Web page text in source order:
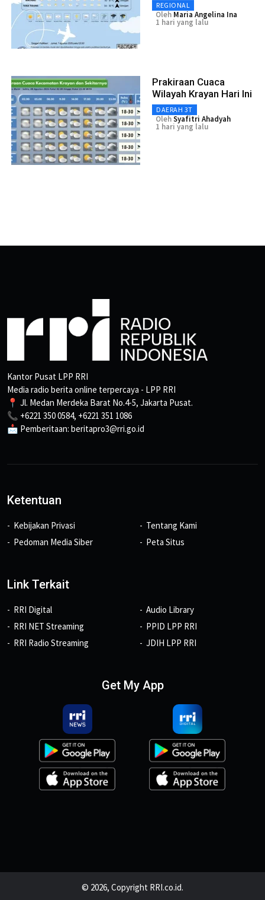
REGIONAL
Oleh Maria Angelina Ina
1 hari yang lalu
Prakiraan Cuaca
Wilayah Krayan Hari Ini
DAERAH 3T
OlehSyafitri Ahadyah
1 hari yang lalu
Kantor Pusat LPP RRI
Media radio berita online terpercaya - LPP RRI
📍 Jl. Medan Merdeka Barat No.4-5, Jakarta Pusat.
📞 +6221 350 0584, +6221 351 1086
📩 Pemberitaan: beritapro3@rri.go.id
Ketentuan
Kebijakan Privasi
Pedoman Media Siber
Tentang Kami
Peta Situs
Link Terkait
RRI Digital
RRI NET Streaming
RRI Radio Streaming
Audio Library
PPID LPP RRI
JDIH LPP RRI
Get My App
© 2026, Copyright RRI.co.id.